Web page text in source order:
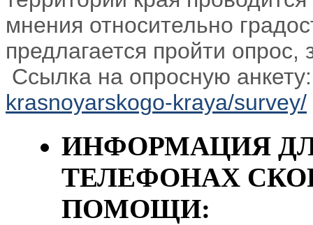
мнения относительно
предлагается пройти опрос,
Ссылка на опросную
krasnoyarskogo-kraya/survey/
ИНФОРМАЦИЯ
ТЕЛЕФОНАХ
ПОМОЩИ: